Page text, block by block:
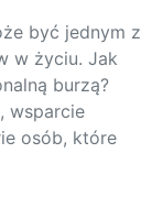
być jednym z
w życiu. Jak
burzą?
wsparcie
osób, które